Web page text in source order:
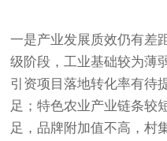
一是产业发展质效仍有差
级阶段，工业基础较为薄
引资项目落地转化率有待
足；特色农业产业链条较
足，品牌附加值不高，村